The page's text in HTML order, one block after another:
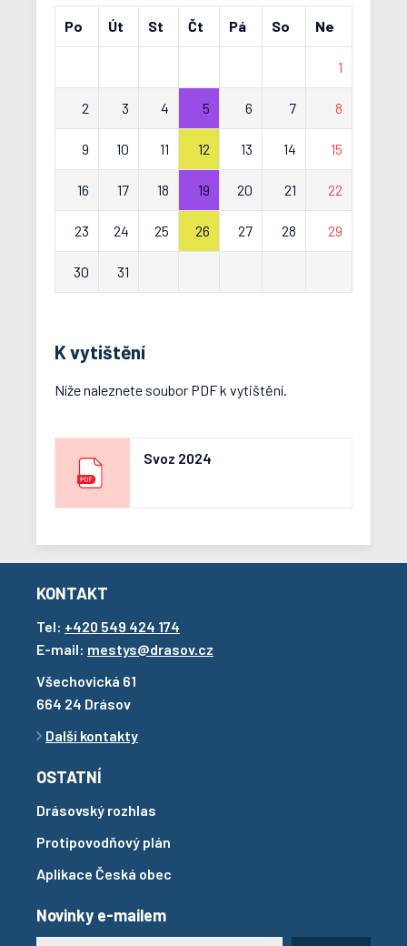
Po Út St Čt Pá So Ne
1
2 3 4 5 6 7 8
9 10 11 12 13 14 15
16 17 18 19 20 21 22
23 24 25 26 27 28 29
30 31
K vytištění
Níže naleznete soubor PDF k vytištění.
Svoz 2024
KONTAKT
Tel: +420 549 424 174
E-mail: mestys@drasov.cz
Všechovická 61
664 24 Drásov
Další kontakty
OSTATNÍ
Drásovský rozhlas
Protipovodňový plán
Aplikace Česká obec
Novinky e-mailem